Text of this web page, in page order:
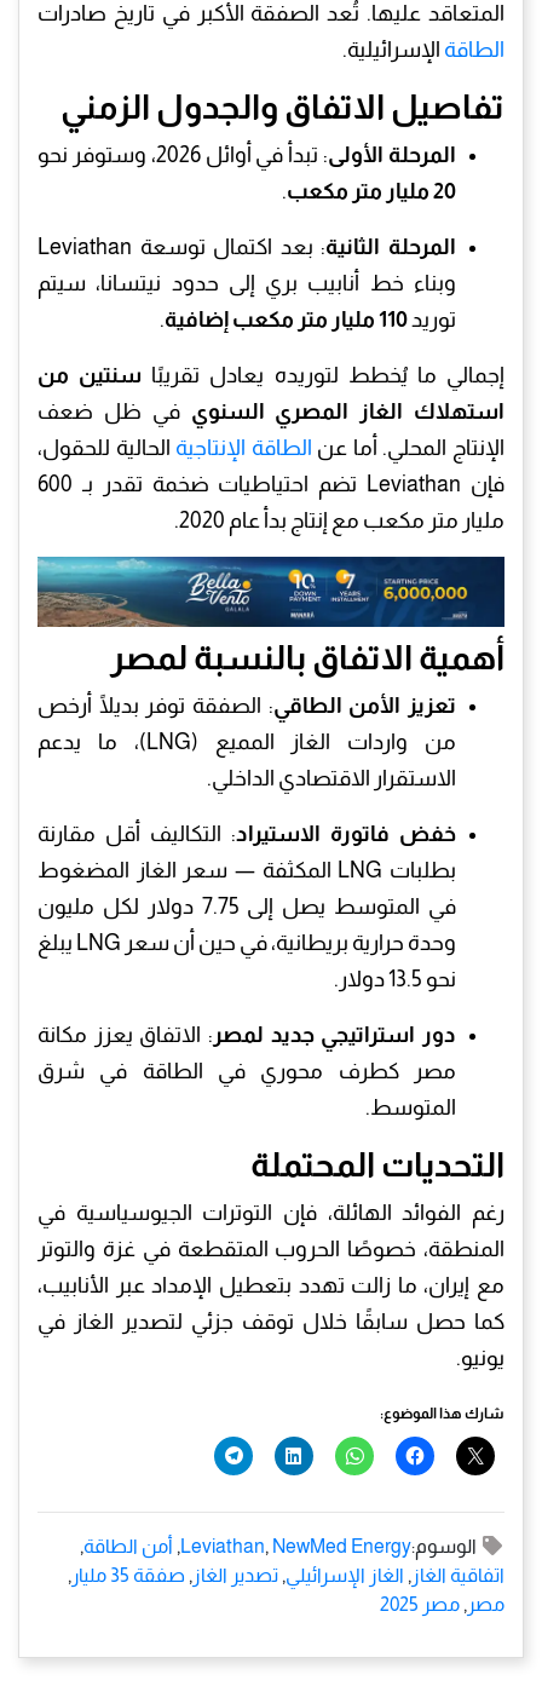
المتعاقد عليها. تُعد الصفقة الأكبر في تاريخ صادرات
الطاقة الإسرائيلية.
تفاصيل الاتفاق والجدول الزمني
المرحلة الأولى: تبدأ في أوائل 2026، وستوفر نحو
20 مليار متر مكعب
.
المرحلة الثانية
: بعد اكتمال توسعة Leviathan
وبناء خط أنابيب بري إلى حدود نيتسانا، سيتم
توريد110 مليار متر مكعب إضافية .
إجمالي ما يُخطط لتوريده يعادل تقريبًا سنتين من
استهلاك الغاز المصري السنوي في ظل ضعف
الإنتاج المحلي. أما عن الطاقة الإنتاجية الحالية للحقول،
فإن Leviathan تضم احتياطيات ضخمة تقدر بـ 600
مليار متر مكعب مع إنتاج بدأ عام 2020.
أهمية الاتفاق بالنسبة لمصر
تعزيز الأمن الطاقي: الصفقة توفر بديلًا أرخص
من واردات الغاز المميع (LNG)، ما يدعم
الاستقرار الاقتصادي الداخلي.
خفض فاتورة الاستيراد: التكاليف أقل مقارنة
بطلبات LNG المكثفة — سعر الغاز المضغوط
في المتوسط يصل إلى 7.75 دولار لكل مليون
وحدة حرارية بريطانية، في حين أن سعر LNG يبلغ
نحو 13.5 دولار.
دور استراتيجي جديد لمصر : الاتفاق يعزز مكانة
مصر كطرف محوري في الطاقة في شرق
المتوسط.
التحديات المحتملة
رغم الفوائد الهائلة، فإن التوترات الجيوسياسية في
المنطقة، خصوصًا الحروب المتقطعة في غزة والتوتر
مع إيران، ما زالت تهدد بتعطيل الإمداد عبر الأنابيب،
كما حصل سابقًا خلال توقف جزئي لتصدير الغاز في
يونيو.
شارك هذا الموضوع:
الوسوم: Leviathan, NewMed Energy
, أمن الطاقة,
اتفاقية الغاز , الغاز الإسرائيلي, تصدير الغاز , صفقة 35 مليار
,
مصر , مصر 2025